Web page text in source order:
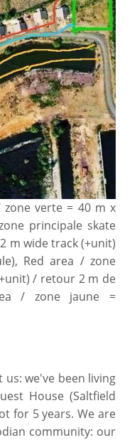
zone verte = 40 m x
principale skate
m wide track (+unit)
Red area / zone
/ retour 2 m de
/ zone jaune =
we've been living
House (Saltfield
for 5 years. We are
community: our